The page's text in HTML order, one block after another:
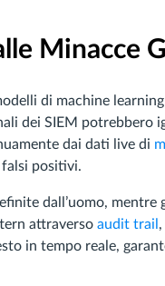
Minacce
di machine
dei SIEM potrebbero
dai dati live di
positivi.
dall’uomo, mentre
attraverso audit trail ,
in tempo reale,